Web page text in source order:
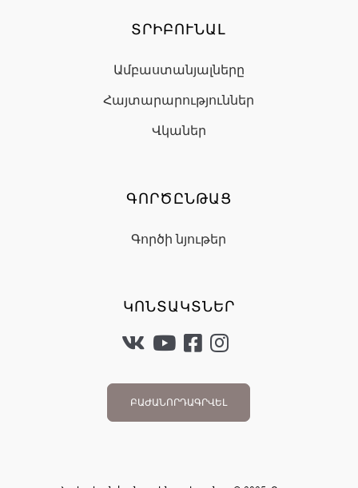
ՏՐԻԲՈՒՆԱԼ
Ամբաստանյալները
Հայտարարություններ
Վկաներ
ԳՈՐԾԸՆԹԱՑ
Գործի նյութեր
ԿՈՆՏԱԿՏՆԵՐ
ԲԱԺԱՆՈՐԴԱԳՐՎԵԼ